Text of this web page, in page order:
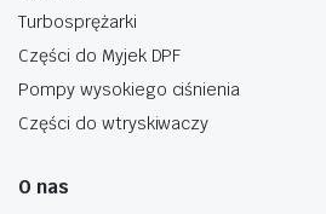
Turbosprężarki
Części do Myjek DPF
Pompy wysokiego ciśnienia
Części do wtryskiwaczy
O nas